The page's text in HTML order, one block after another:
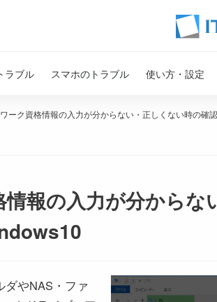
ラブル スマホのトラブル 使い方・設定
ーク資格情報の入力が分からない・正しくない時の確
報の入力が分からな
ダやNAS・ファ